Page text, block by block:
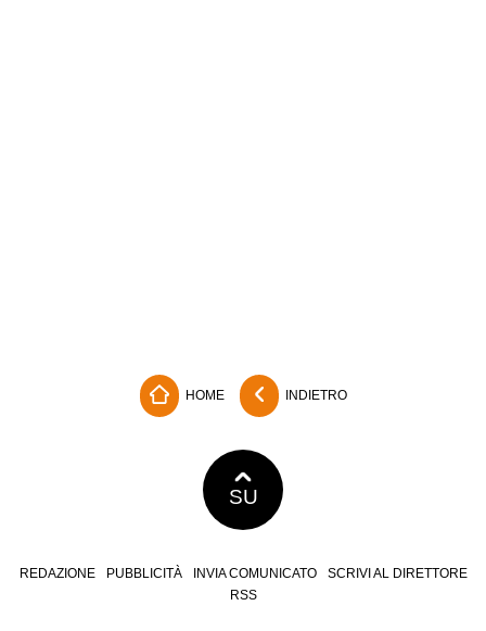
HOME INDIETRO
SU
REDAZIONE PUBBLICITÀ INVIA COMUNICATO
SCRIVI AL DIRETTORE
RSS